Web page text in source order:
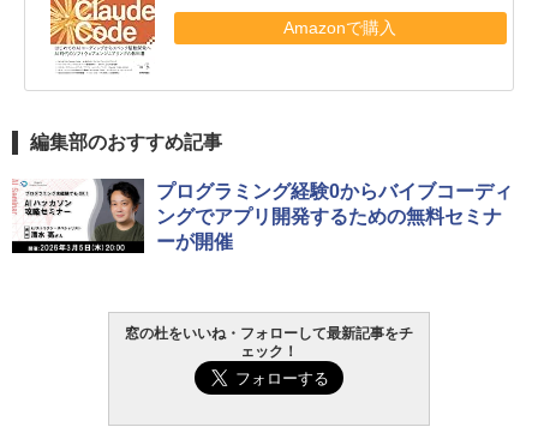
Amazonで購入
編集部のおすすめ記事
プログラミング経験0からバイブコーディ
ングでアプリ開発するための無料セミナ
ーが開催
窓の杜をいいね・フォローして最新記事をチ
ェック！